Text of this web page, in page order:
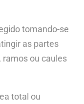
tomando-se
as partes
ramos ou caules
total ou